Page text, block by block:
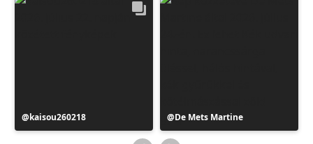
Bejegyzés
közzétevője
kaisou260218
Bejegyzés
közzétevője
De Mets Martine